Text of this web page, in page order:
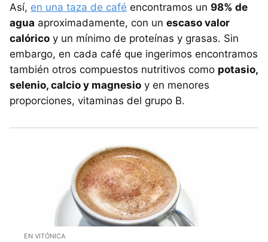
Así, en una taza de café encontramos un 98% de
agua aproximadamente, con un escaso valor
calórico y un mínimo de proteínas y grasas. Sin
embargo, en cada café que ingerimos encontramos
también otros compuestos nutritivos como potasio,
selenio, calcio y magnesio y en menores
proporciones, vitaminas del grupo B.
EN VITÓNICA